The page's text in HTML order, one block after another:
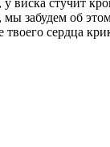
забудем об
сердца